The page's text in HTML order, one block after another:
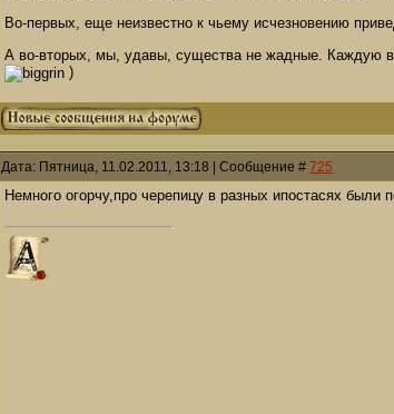
Во-первых, еще неизвестно к чьему исчезновению
А во-вторых, мы, удавы, существа не жадные. Каждую
)
Дата: Пятница, 11.02.2011, 13:18 | Сообщение # 725
Немного огорчу,про черепицу в разных ипостасях были